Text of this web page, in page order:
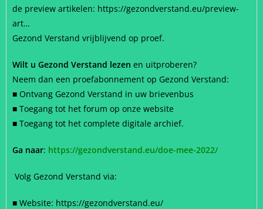
de preview artikelen: https://gezondverstand.eu/preview-
art…
Gezond Verstand vrijblijvend op proef.
Wilt u Gezond Verstand lezen en uitproberen?
Neem dan een proefabonnement op Gezond Verstand:
■ Ontvang Gezond Verstand in uw brievenbus
■ Toegang tot het forum op onze website
■ Toegang tot het complete digitale archief.
Ga naar: https://gezondverstand.eu/doe-mee-2022/
Volg Gezond Verstand via:
■ Website: https://gezondverstand.eu/